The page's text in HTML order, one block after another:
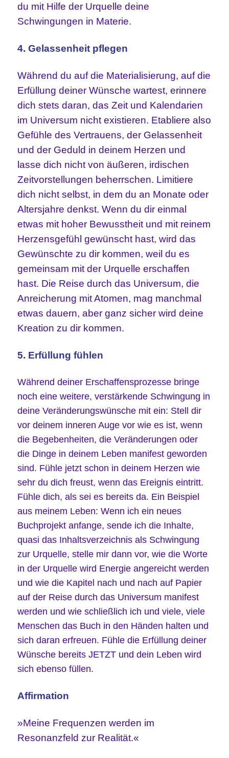
du mit Hilfe der Urquelle deine
Schwingungen in Materie.
4. Gelassenheit pflegen
Während du auf die Materialisierung, auf die
Erfüllung deiner Wünsche wartest, erinnere
dich stets daran, das Zeit und Kalendarien
im Universum nicht existieren. Etabliere also
Gefühle des Vertrauens, der Gelassenheit
und der Geduld in deinem Herzen und
lasse dich nicht von äußeren, irdischen
Zeitvorstellungen beherrschen. Limitiere
dich nicht selbst, in dem du an Monate oder
Altersjahre denkst. Wenn du dir einmal
etwas mit hoher Bewusstheit und mit reinem
Herzensgefühl gewünscht hast, wird das
Gewünschte zu dir kommen, weil du es
gemeinsam mit der Urquelle erschaffen
hast. Die Reise durch das Universum, die
Anreicherung mit Atomen, mag manchmal
etwas dauern, aber ganz sicher wird deine
Kreation zu dir kommen.
5. Erfüllung fühlen
Während deiner Erschaffensprozesse bringe
noch eine weitere, verstärkende Schwingung in
deine Veränderungswünsche mit ein: Stell dir
vor deinem inneren Auge vor wie es ist, wenn
die Begebenheiten, die Veränderungen oder
die Dinge in deinem Leben manifest geworden
sind. Fühle jetzt schon in deinem Herzen wie
sehr du dich freust, wenn das Ereignis eintritt.
Fühle dich, als sei es bereits da. Ein Beispiel
aus meinem Leben: Wenn ich ein neues
Buchprojekt anfange, sende ich die Inhalte,
quasi das Inhaltsverzeichnis als Schwingung
zur Urquelle, stelle mir dann vor, wie die Worte
in der Urquelle wird Energieangereicht werden
und wie die Kapitel nach und nach auf Papier
auf der Reise durch das Universum manifest
werden und wie schließlich ich und viele, viele
Menschen das Buch in den Händen halten und
sich daran erfreuen. Fühle die Erfüllung deiner
Wünsche bereits JETZT und dein Leben wird
sich ebenso füllen.
Affirmation
»Meine Frequenzen werden im
Resonanzfeld zur Realität.«